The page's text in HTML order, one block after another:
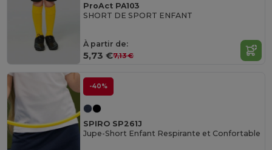
ProAct PA103
SHORT DE SPORT ENFANT
À partir de:
5,73 €7,13 €
-40%
SPIRO SP261J
Jupe-Short Enfant Respirante et Confortable